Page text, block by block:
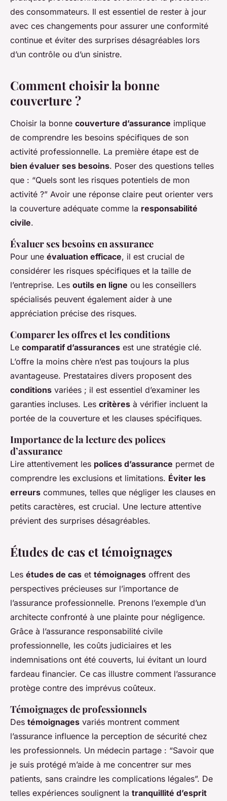
des consommateurs. Il est essentiel de rester à jour
avec ces changements pour assurer une conformité
continue et éviter des surprises désagréables lors
d’un contrôle ou d’un sinistre.
Comment choisir la bonne
couverture ?
Choisir la bonne couverture d’assurance implique
de comprendre les besoins spécifiques de son
activité professionnelle. La première étape est de
bien évaluer ses besoins. Poser des questions telles
que : “Quels sont les risques potentiels de mon
activité ?” Avoir une réponse claire peut orienter vers
la couverture adéquate comme la responsabilité
civile.
Évaluer ses besoins en assurance
Pour une évaluation efficace, il est crucial de
considérer les risques spécifiques et la taille de
l’entreprise. Les outils en ligne ou les conseillers
spécialisés peuvent également aider à une
appréciation précise des risques.
Comparer les offres et les conditions
Le comparatif d’assurances est une stratégie clé.
L’offre la moins chère n’est pas toujours la plus
avantageuse. Prestataires divers proposent des
conditions variées ; il est essentiel d’examiner les
garanties incluses. Les critères à vérifier incluent la
portée de la couverture et les clauses spécifiques.
Importance de la lecture des polices
d’assurance
Lire attentivement les polices d’assurance permet de
comprendre les exclusions et limitations. Éviter les
erreurs communes, telles que négliger les clauses en
petits caractères, est crucial. Une lecture attentive
prévient des surprises désagréables.
Études de cas et témoignages
Les études de cas et témoignages offrent des
perspectives précieuses sur l’importance de
l’assurance professionnelle. Prenons l’exemple d’un
architecte confronté à une plainte pour négligence.
Grâce à l’assurance responsabilité civile
professionnelle, les coûts judiciaires et les
indemnisations ont été couverts, lui évitant un lourd
fardeau financier. Ce cas illustre comment l’assurance
protège contre des imprévus coûteux.
Témoignages de professionnels
Des témoignages variés montrent comment
l’assurance influence la perception de sécurité chez
les professionnels. Un médecin partage : “Savoir que
je suis protégé m’aide à me concentrer sur mes
patients, sans craindre les complications légales”. De
telles expériences soulignent la tranquillité d’esprit